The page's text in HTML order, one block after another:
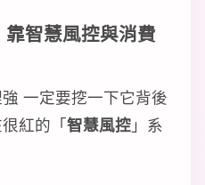
靠智慧風控與消費
一定要挖一下它背後
紅的「智慧風控」系